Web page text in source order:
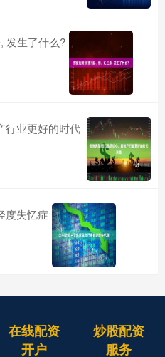
发生了什么?
行业更好的时代
度失忆症
在线配资
开户
炒股配资
服务